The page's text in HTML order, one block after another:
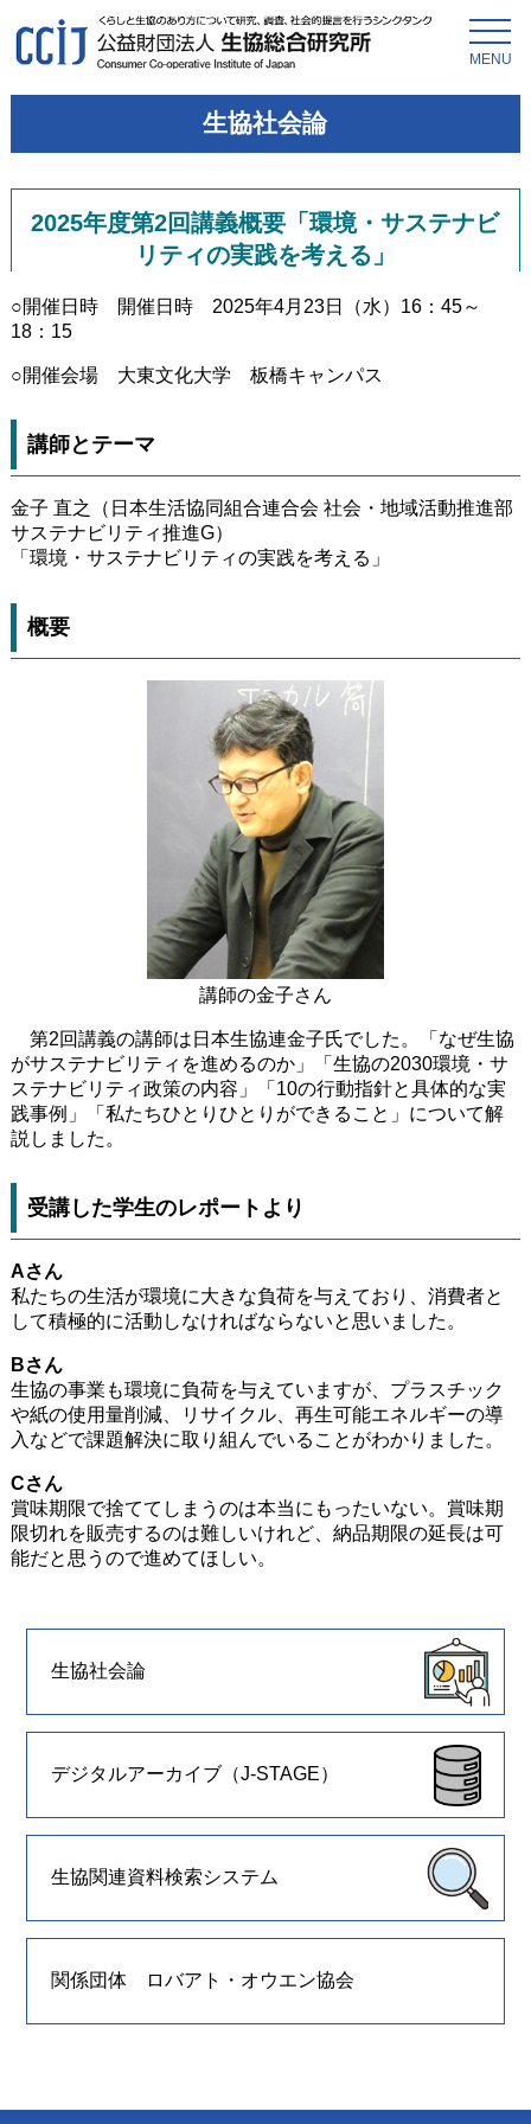
MENU
生協社会論
2025年度第2回講義概要「環境・サステナビ
リティの実践を考える」
○開催日時 開催日時 2025年4月23日（水）16：45～
18：15
○開催会場 大東文化大学 板橋キャンパス
講師とテーマ
金子 直之（日本生活協同組合連合会 社会・地域活動推進部
サステナビリティ推進G）
「環境・サステナビリティの実践を考える」
概要
講師の金子さん
第2回講義の講師は日本生協連金子氏でした。「なぜ生協
がサステナビリティを進めるのか」「生協の2030環境・サ
ステナビリティ政策の内容」「10の行動指針と具体的な実
践事例」「私たちひとりひとりができること」について解
説しました。
受講した学生のレポートより
Aさん
私たちの生活が環境に大きな負荷を与えており、消費者と
して積極的に活動しなければならないと思いました。
Bさん
生協の事業も環境に負荷を与えていますが、プラスチック
や紙の使用量削減、リサイクル、再生可能エネルギーの導
入などで課題解決に取り組んでいることがわかりました。
Cさん
賞味期限で捨ててしまうのは本当にもったいない。賞味期
限切れを販売するのは難しいけれど、納品期限の延長は可
能だと思うので進めてほしい。
生協社会論
デジタルアーカイブ（J-STAGE）
生協関連資料検索システム
関係団体 ロバアト・オウエン協会